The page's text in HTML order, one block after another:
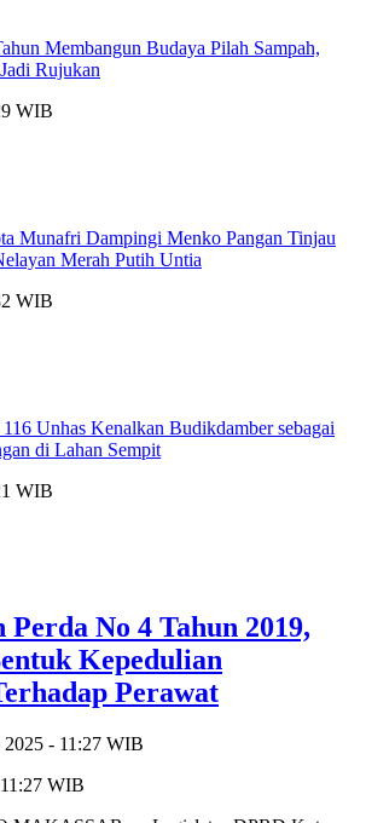
Membangun Budaya Pilah Sampah,
Rujukan
WIB
Munafri Dampingi Menko Pangan Tinjau
Merah Putih Untia
WIB
Unhas Kenalkan Budikdamber sebagai
di Lahan Sempit
WIB
Perda No 4 Tahun 2019,
Kepedulian
Perawat
2025 - 11:27 WIB
WIB